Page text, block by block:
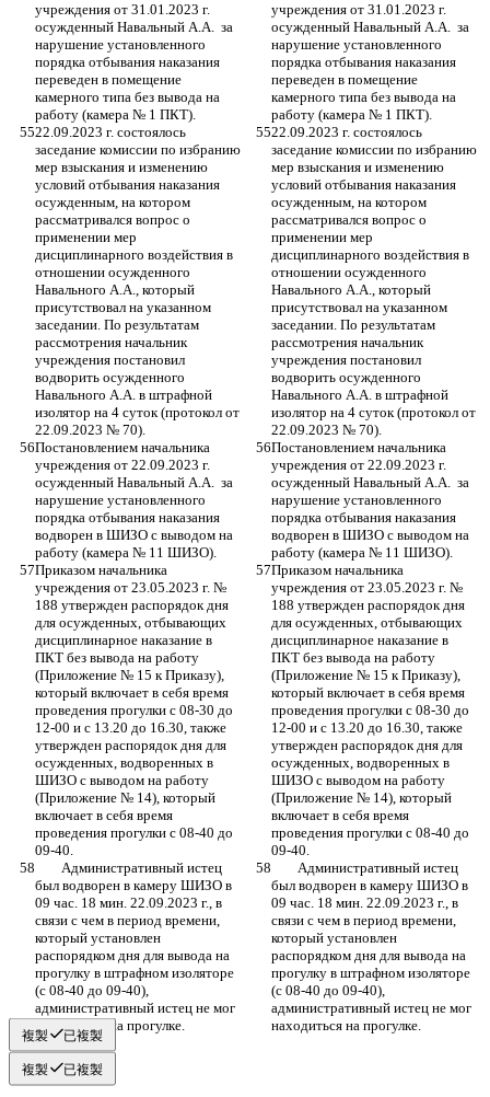
учреждения от 31.01.2023 г.
осужденный Навальный А.А.  за
нарушение установленного
порядка отбывания наказания
переведен в помещение
камерного типа без вывода на
работу (камера № 1 ПКТ).
учреждения от 31.01.2023 г.
осужденный Навальный А.А.  за
нарушение установленного
порядка отбывания наказания
переведен в помещение
камерного типа без вывода на
работу (камера № 1 ПКТ).
22.09.2023 г. состоялось
заседание комиссии по избранию
мер взыскания и изменению
условий отбывания наказания
осужденным, на котором
рассматривался вопрос о
применении мер
дисциплинарного воздействия в
отношении осужденного
Навального А.А., который
присутствовал на указанном
заседании. По результатам
рассмотрения начальник
учреждения постановил
водворить осужденного
Навального А.А. в штрафной
изолятор на 4 суток (протокол от
22.09.2023 № 70).
22.09.2023 г. состоялось
заседание комиссии по избранию
мер взыскания и изменению
условий отбывания наказания
осужденным, на котором
рассматривался вопрос о
применении мер
дисциплинарного воздействия в
отношении осужденного
Навального А.А., который
присутствовал на указанном
заседании. По результатам
рассмотрения начальник
учреждения постановил
водворить осужденного
Навального А.А. в штрафной
изолятор на 4 суток (протокол от
22.09.2023 № 70).
Постановлением начальника
учреждения от 22.09.2023 г.
осужденный Навальный А.А.  за
нарушение установленного
порядка отбывания наказания
водворен в ШИЗО с выводом на
работу (камера № 11 ШИЗО).
Постановлением начальника
учреждения от 22.09.2023 г.
осужденный Навальный А.А.  за
нарушение установленного
порядка отбывания наказания
водворен в ШИЗО с выводом на
работу (камера № 11 ШИЗО).
Приказом начальника
учреждения от 23.05.2023 г. №
188 утвержден распорядок дня
для осужденных, отбывающих
дисциплинарное наказание в
ПКТ без вывода на работу
(Приложение № 15 к Приказу),
который включает в себя время
проведения прогулки с 08-30 до
12-00 и с 13.20 до 16.30, также
утвержден распорядок дня для
осужденных, водворенных в
ШИЗО с выводом на работу
(Приложение № 14), который
включает в себя время
проведения прогулки с 08-40 до
09-40.
Приказом начальника
учреждения от 23.05.2023 г. №
188 утвержден распорядок дня
для осужденных, отбывающих
дисциплинарное наказание в
ПКТ без вывода на работу
(Приложение № 15 к Приказу),
который включает в себя время
проведения прогулки с 08-30 до
12-00 и с 13.20 до 16.30, также
утвержден распорядок дня для
осужденных, водворенных в
ШИЗО с выводом на работу
(Приложение № 14), который
включает в себя время
проведения прогулки с 08-40 до
09-40.
был водворен в камеру ШИЗО в
09 час. 18 мин. 22.09.2023 г., в
связи с чем в период времени,
который установлен
распорядком дня для вывода на
прогулку в штрафном изоляторе
(с 08-40 до 09-40),
административный истец не мог
находиться на прогулке.
был водворен в камеру ШИЗО в
09 час. 18 мин. 22.09.2023 г., в
связи с чем в период времени,
который установлен
распорядком дня для вывода на
прогулку в штрафном изоляторе
(с 08-40 до 09-40),
административный истец не мог
находиться на прогулке.
複製 已複製
複製 已複製